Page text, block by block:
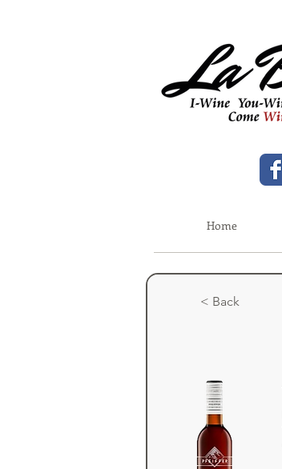
Home
< Back